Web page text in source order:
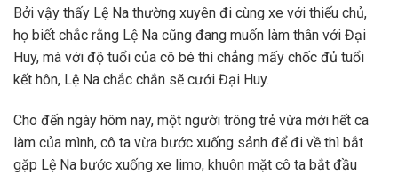
Bởi vậy thấy Lệ Na thường xuyên đi cùng xe với thiếu chủ,
họ biết chắc rằng Lệ Na cũng đang muốn làm thân với Đại
Huy, mà với độ tuổi của cô bé thì chẳng mấy chốc đủ tuổi
kết hôn, Lệ Na chắc chắn sẽ cưới Đại Huy.
Cho đến ngày hôm nay, một người trông trẻ vừa mới hết ca
làm của mình, cô ta vừa bước xuống sảnh để đi về thì bắt
gặp Lệ Na bước xuống xe limo, khuôn mặt cô ta bắt đầu